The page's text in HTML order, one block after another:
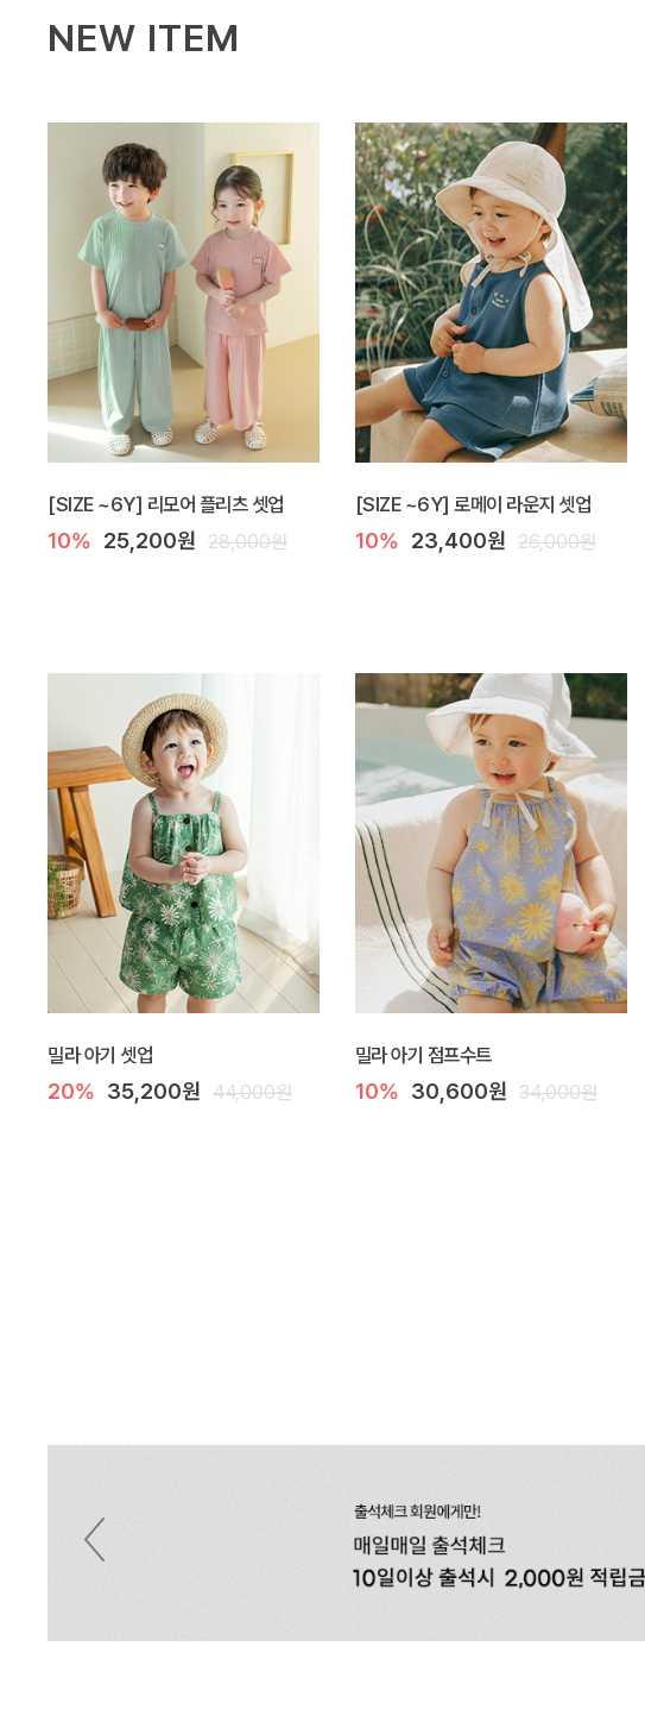
NEW ITEM
[SIZE ~6Y] 리모어 플리츠 셋업
10% 25,200원 28,000원
[SIZE ~6Y] 로메이 라운지 셋업
10% 23,400원 26,000원
밀라 아기 셋업
20% 35,200원 44,000원
밀라 아기 점프수트
10% 30,600원 34,000원